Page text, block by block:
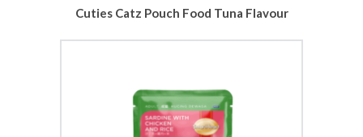
Cuties Catz Pouch Food Tuna Flavour